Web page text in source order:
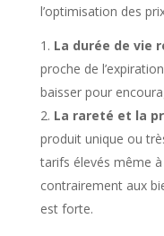
l’optimisation des
La durée de vie
proche de
baisser pour
La rareté et la
produit unique ou
tarifs élevés même
contrairement aux
est forte.